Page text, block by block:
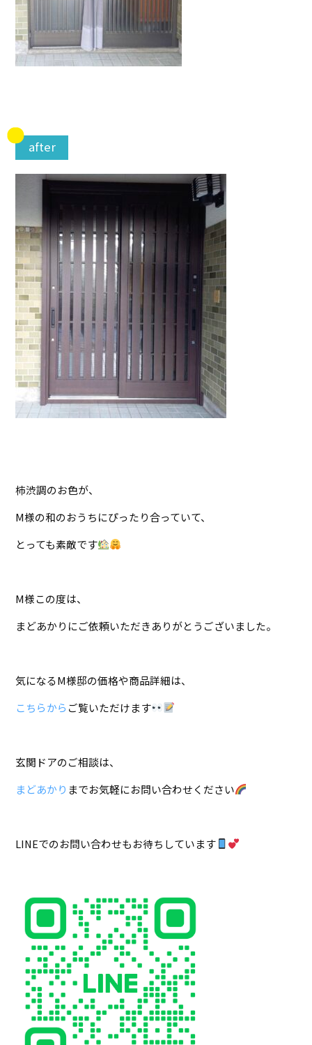
after
柿渋調のお色が、
M様の和のおうちにぴったり合っていて、
とっても素敵です
M様この度は、
まどあかりにご依頼いただきありがとうございました。
気になるM様邸の価格や商品詳細は、
こちらから ご覧いただけます
玄関ドアのご相談は、
まどあかり までお気軽にお問い合わせください
LINEでのお問い合わせもお待ちしています